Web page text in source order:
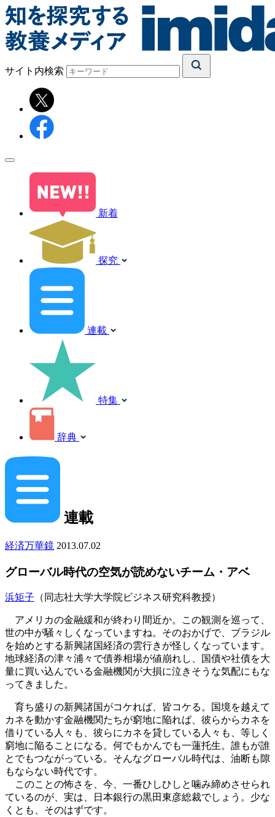
サイト内検索
新着
探究
連載
特集
辞典
連載
経済万華鏡 2013.07.02
グローバル時代の空気が読めないチーム・アベ
浜矩子 （同志社大学大学院ビジネス研究科教授）
アメリカの金融緩和が終わり間近か。この観測を巡って、
世の中が騒々しくなっていますね。そのおかげで、ブラジル
を始めとする新興諸国経済の雲行きが怪しくなっています。
地球経済の津々浦々で債券相場が値崩れし、国債や社債を大
量に買い込んでいる金融機関が大損に泣きそうな気配にもな
ってきました。
育ち盛りの新興諸国がコケれば、皆コケる。国境を越えて
カネを動かす金融機関たちが窮地に陥れば、彼らからカネを
借りている人々も、彼らにカネを貸している人々も、等しく
窮地に陥ることになる。何でもかんでも一蓮托生。誰もが誰
とでもつながっている。そんなグローバル時代は、油断も隙
もならない時代です。
このことの怖さを、今、一番ひしひしと噛み締めさせられ
ているのが、実は、日本銀行の黒田東彦総裁でしょう。少な
くとも、そのはずです。